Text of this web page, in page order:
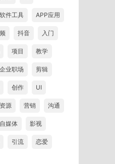
软件工具 APP应用
抖音 入门
项目 教学
企业职场 剪辑
创作 UI
源 营销 沟通
自媒体 影视
引流 恋爱